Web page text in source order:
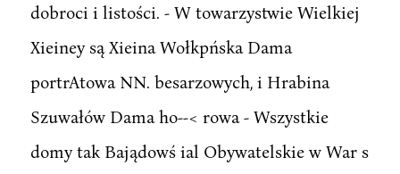
dobroci i listości. - W towarzystwie Wielkiej
Xieiney są Xieina Wołkpńska Dama
portrAtowa NN. besarzowych, i Hrabina
Szuwałów Dama ho--< rowa - Wszystkie
domy tak Bajądowś ial Obywatelskie w War s